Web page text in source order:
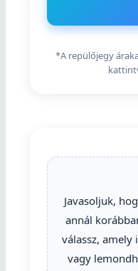
*A repülőjegy
Javasoljuk,
annál
válassz,
vagy